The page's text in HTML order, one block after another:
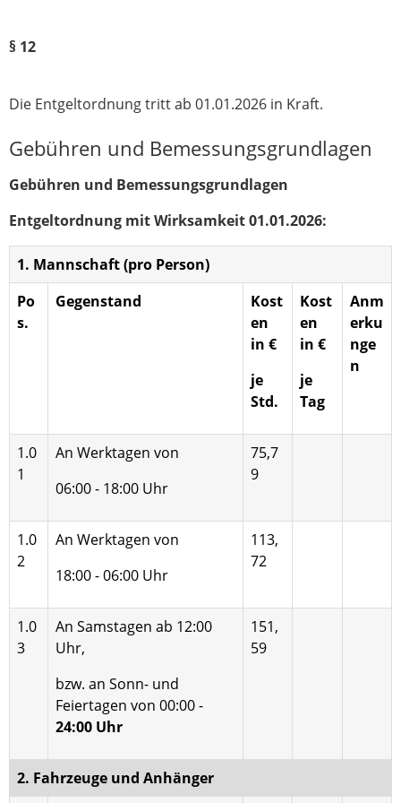
§ 12
Die Entgeltordnung tritt ab 01.01.2026 in Kraft.
Gebühren und Bemessungsgrundlagen
Gebühren und Bemessungsgrundlagen
Entgeltordnung mit Wirksamkeit 01.01.2026:
1. Mannschaft (pro Person)
Po
s.
Gegenstand
Kost
en
in €
je
Std.
Kost
en
in €
je
Tag
Anm
erku
nge
n
1.0
1
An Werktagen von
06:00 - 18:00 Uhr
75,7
9
1.0
2
An Werktagen von
18:00 - 06:00 Uhr
113,
72
1.0
3
An Samstagen ab 12:00
Uhr,
bzw. an Sonn- und
Feiertagen von 00:00 -
24:00 Uhr
151,
59
2. Fahrzeuge und Anhänger